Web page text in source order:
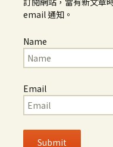
email 通知。
Name
Email